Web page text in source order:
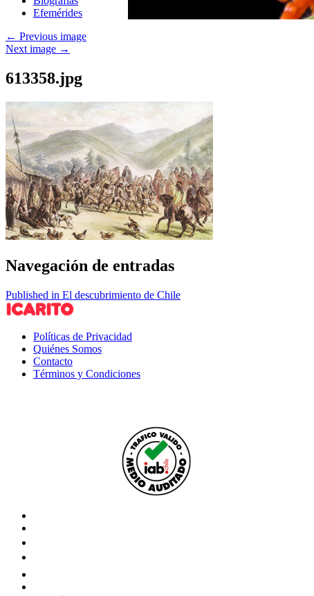
Efemérides
← Previous image
Next image →
613358.jpg
Navegación de entradas
Published in El descubrimiento de Chile
Políticas de Privacidad
Quiénes Somos
Contacto
Términos y Condiciones